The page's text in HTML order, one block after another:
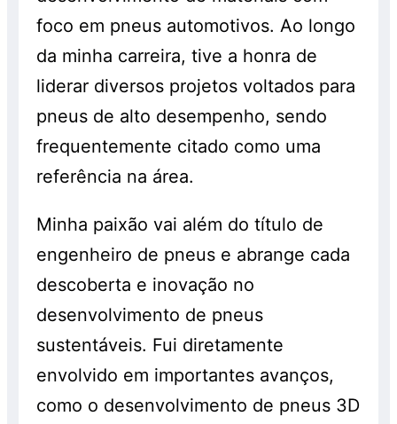
foco em pneus automotivos. Ao longo
da minha carreira, tive a honra de
liderar diversos projetos voltados para
pneus de alto desempenho, sendo
frequentemente citado como uma
referência na área.
Minha paixão vai além do título de
engenheiro de pneus e abrange cada
descoberta e inovação no
desenvolvimento de pneus
sustentáveis. Fui diretamente
envolvido em importantes avanços,
como o desenvolvimento de pneus 3D